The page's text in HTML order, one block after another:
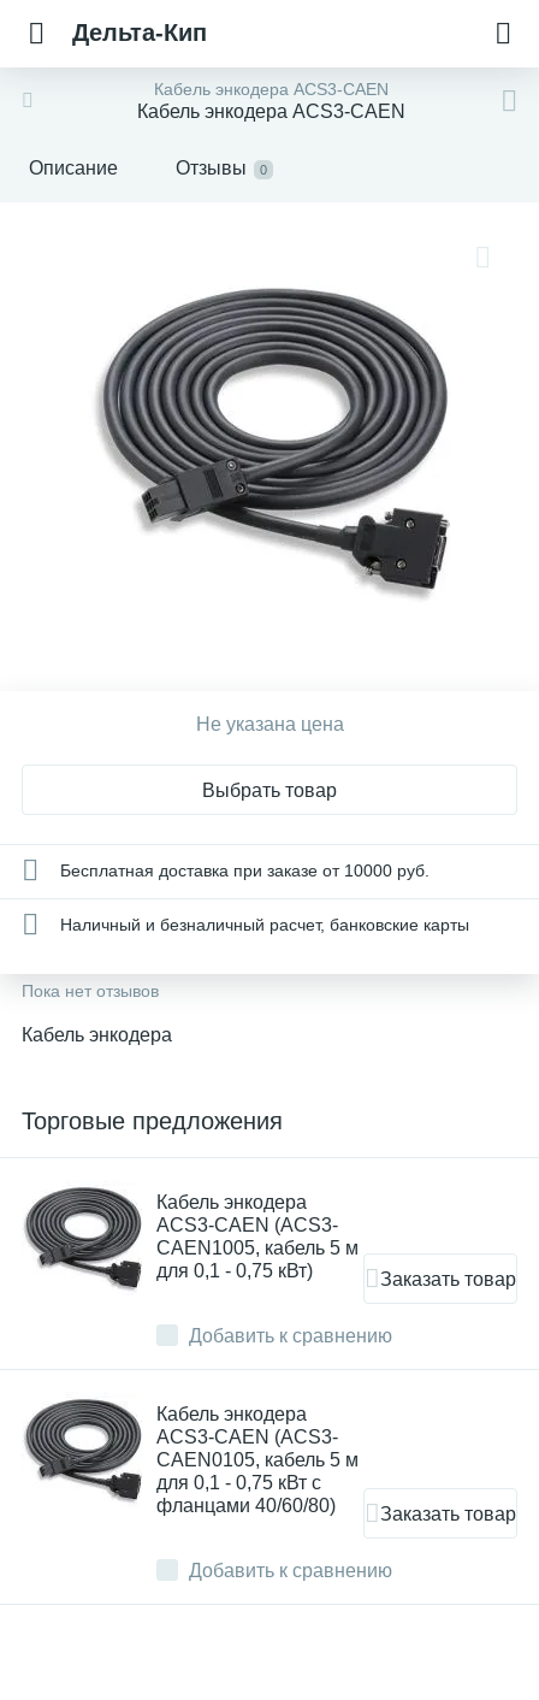
Дельта-Кип
Кабель энкодера ACS3-CAEN
Кабель энкодера ACS3-CAEN
Описание Отзывы 0
Не указана цена
Выбрать товар
Бесплатная доставка при заказе от 10000 руб.
Наличный и безналичный расчет, банковские карты
Пока нет отзывов
Кабель энкодера
Торговые предложения
Добавить к сравнению
Кабель энкодера
ACS3-CAEN (ACS3-
CAEN1005, кабель 5 м
для 0,1 - 0,75 кВт)
Заказать товар
Добавить к сравнению
Кабель энкодера
ACS3-CAEN (ACS3-
CAEN0105, кабель 5 м
для 0,1 - 0,75 кВт с
фланцами 40/60/80)
Заказать товар